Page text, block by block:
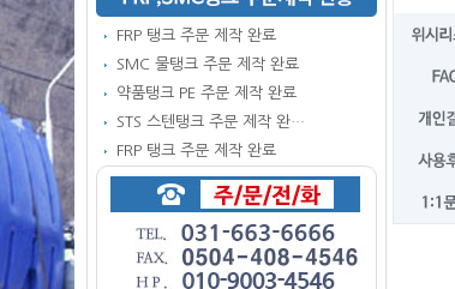
FRP 탱크 주문 제작 완료
SMC 물탱크 주문 제작 완료
약품탱크 PE 주문 제작 완료
STS 스텐탱크 주문 제작 완…
FRP 탱크 주문 제작 완료